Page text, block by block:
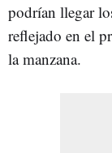
podrían llegar
reflejado en el
la manzana.